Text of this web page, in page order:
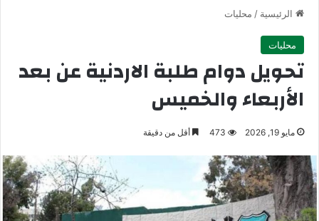
الرئيسية / محليات
محليات
تحويل دوام طلبة الاردنية عن بعد
الأربعاء والخميس
مايو 19, 2026 473 أقل من دقيقة